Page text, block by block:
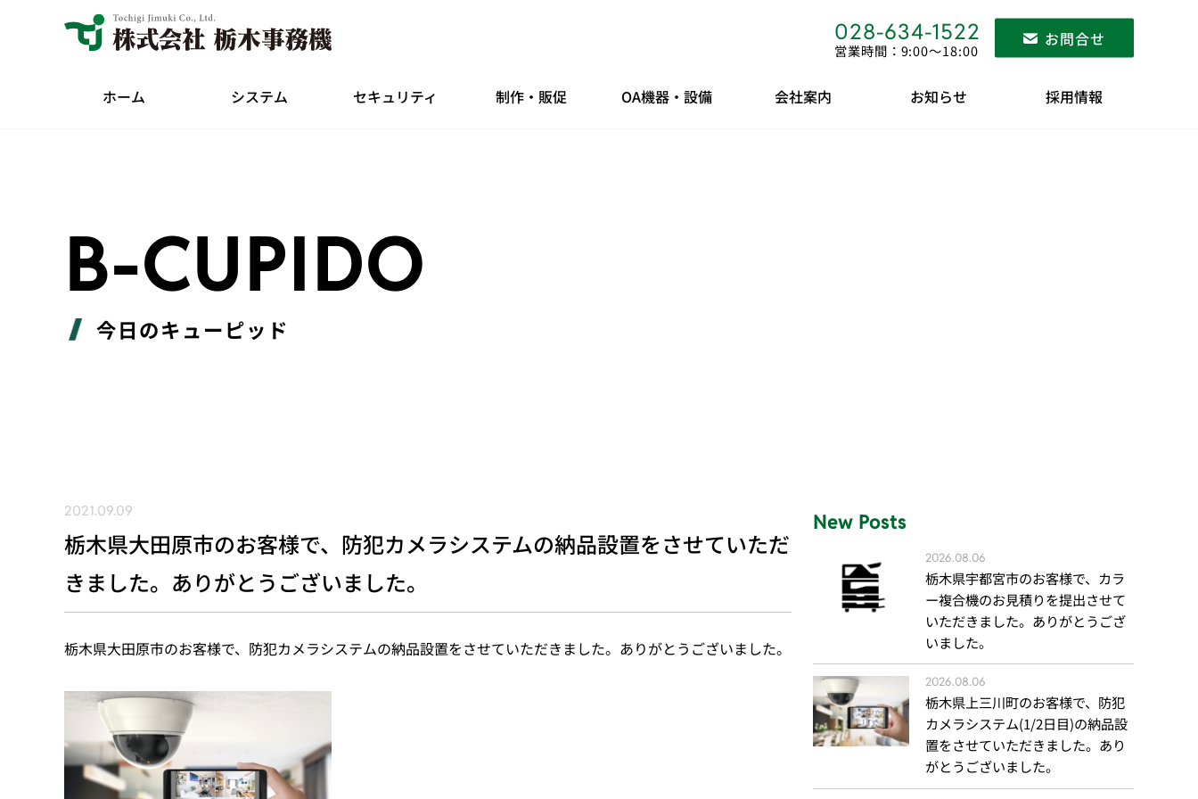
028-634-1522
営業時間：9:00〜18:00
お問合せ
ホーム システム セキュリティ 制作・販促 OA機器・設備 会社案内 お知らせ 採用情報
B-CUPIDO
今日のキューピッド
2021.09.09
栃木県大田原市のお客様で、防犯カメラシステムの納品設置をさせていただ
きました。ありがとうございました。
栃木県大田原市のお客様で、防犯カメラシステムの納品設置をさせていただきました。ありがとうございました。
New Posts
2026.08.06
栃木県宇都宮市のお客様で、カラ
ー複合機のお見積りを提出させて
いただきました。ありがとうござ
いました。
2026.08.06
栃木県上三川町のお客様で、防犯
カメラシステム(1/2日目)の納品設
置をさせていただきました。あり
がとうございました。